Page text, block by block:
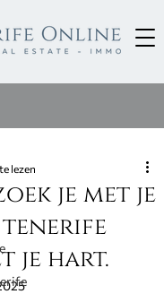
je met je
je hart.
lezen